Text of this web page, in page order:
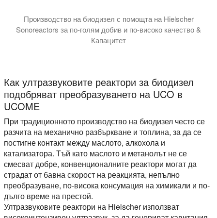
Производство на биодизел с помощта на Hielscher
Sonoreactors за по-голям добив и по-високо качество &
Капацитет
Как ултразвуковите реактори за биодизел
подобряват преобразуването на UCO в
UCOME
При традиционното производство на биодизел често се
разчита на механично разбъркване и топлина, за да се
постигне контакт между маслото, алкохола и
катализатора. Тъй като маслото и метанолът не се
смесват добре, конвенционалните реактори могат да
страдат от бавна скорост на реакцията, непълно
преобразуване, по-висока консумация на химикали и по-
дълго време на престой.
Ултразвуковите реактори на Hielscher използват